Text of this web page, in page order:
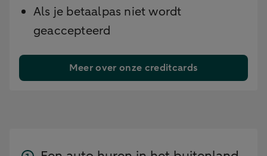
Als je betaalpas niet wordt
geaccepteerd
Meer over onze creditcards